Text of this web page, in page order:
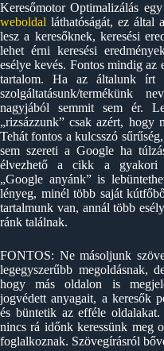
Keresőmotor Optimalizálás
weboldal láthatóságát, ez által
lesz a keresőknek, keresési
lehet érni keresési
esélye kevés. Fontos mindig az
tartalom. Ha az általunk írt
szolgáltatásunk/termékünk
nagyjából semmit sem ér.
„rizsázzunk” csak azért, hogy
Tehát fontos a kulcsszó
sem szereti a Google ha
élvezhető a cikk a gyakori
„Google anyánk” is
lényeg, minél több saját
tartalmunk van, annál több
ránk találnak.
FONTOS: Ne másoljunk
legegyszerűbb megoldásnak,
hogy más oldalon is
jogvédett anyagait, a keresők
és büntetik az efféle
nincs rá időnk keressünk meg
foglalkoznak. Szövegírásról